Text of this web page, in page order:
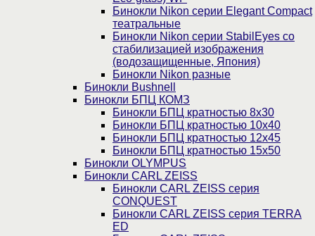
Бинокли Nikon серии Elegant Compact
театральные
Бинокли Nikon серии StabilEyes со
стабилизацией изображения
(водозащищенные, Япония)
Бинокли Nikon разные
Бинокли Bushnell
Бинокли БПЦ КОМЗ
Бинокли БПЦ кратностью 8х30
Бинокли БПЦ кратностью 10х40
Бинокли БПЦ кратностью 12х45
Бинокли БПЦ кратностью 15х50
Бинокли OLYMPUS
Бинокли CARL ZEISS
Бинокли CARL ZEISS серия
CONQUEST
Бинокли CARL ZEISS серия TERRA
ED